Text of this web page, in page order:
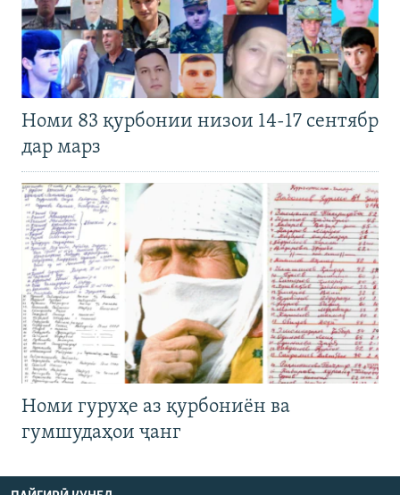
Номи 83 қурбонии низои 14-17 сентябр
дар марз
Номи гуруҳе аз қурбониён ва
гумшудаҳои ҷанг